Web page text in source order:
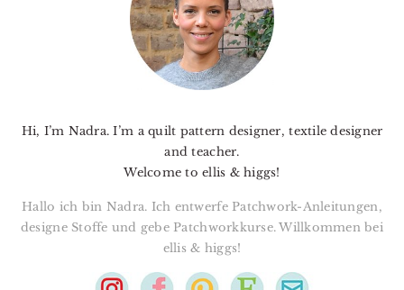
Hi, I’m Nadra. I’m a quilt pattern designer, textile designer
and teacher.
Welcome to ellis & higgs!
Hallo ich bin Nadra. Ich entwerfe Patchwork-Anleitungen,
designe Stoffe und gebe Patchworkkurse. Willkommen bei
ellis & higgs!